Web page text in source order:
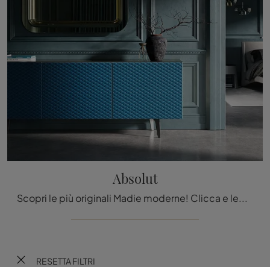
RESETTA FILTRI
Absolut
Scopri le più originali Madie moderne! Clicca e leggi l'articolo: mobile soggiorno Absolut in materico, soluzione bella e funzionale.